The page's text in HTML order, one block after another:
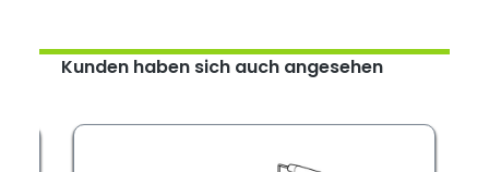
Kunden haben sich auch angesehen